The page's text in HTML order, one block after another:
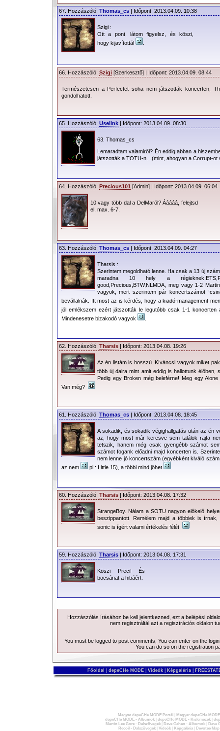
67. Hozzászóló: Thomas_cs | Időpont: 2013.04.09. 10:38
Szigi :
Ott a pont, látom figyelsz, és köszi,
hogy kijavítottál
66. Hozzászóló: Szigi [Szerkesztő] | Időpont: 2013.04.09. 08:44
Természetesen a Perfectet soha nem játszották koncerten,
gondolhatott.
65. Hozzászóló: Uselink | Időpont: 2013.04.09. 08:30
63. Thomas_cs
Lemaradtam valamiről? Én eddig abban a
játszották a TOTU-n…(mint, ahogyan a Corrupt-
64. Hozzászóló: Precious101 [Admin] | Időpont: 2013.04.09. 06:04
10 vagy több dal a DelMaról? Ááááá, felejtsd
el, max. 6-7.
63. Hozzászóló: Thomas_cs | Időpont: 2013.04.09. 04:27
Tharsis :
Szerintem megoldható lenne. Ha csak a 13 új
maradna 10 hely a
good,Precious,BTW,NLMDA, meg vagy 1-2
vagyok, mert szerintem pár koncertszámot
bevállalnák. Itt most az is kérdés, hogy a kiadó-management
jól emlékszem ezért játszották le legutóbb csak 1-1
Mindenesetre bizakodó vagyok
62. Hozzászóló: Tharsis | Időpont: 2013.04.08. 19:26
Az én listám is hosszú. Kíváncsi vagyok miket
több új dalra mint amit eddig is hallottunk
Pedig egy Broken még beleférne! Meg egy
Van még?
61. Hozzászóló: Thomas_cs | Időpont: 2013.04.08. 18:45
A sokadik, és sokadik végighallgatás után az én
az, hogy most már keresve sem találok rajta
tetszik, hanem még csak gyengébb számot
számot fogank előadni majd koncerten is.
nem lenne jó koncertszám (egyébként kiváló
az nem
pl.: Little 15), a többi mind jöhet
60. Hozzászóló: Tharsis | Időpont: 2013.04.08. 17:32
StrangeBoy. Nálam a SOTU nagyon előkelő
beszippantott. Remélem majd a többiek is
sonic is ígért valami értékelés félét.
59. Hozzászóló: Tharsis | Időpont: 2013.04.08. 17:31
Köszi Preci! És
bocsánat a hibáért.
Hozzászólás írásához be kell jelentkezned, ezt a belépési
nem regisztráltál azt a regisztrációs oldalon
You must be logged to post comments, You can enter on the
You can do so on the registration
Főoldal depeCHe MODE Videók Képgaléria
Magyar depeCHe MODE Portál
Magyar depeCHe
depeCHe MODE - Albumok| depeCHe MODE - Kislemezek|
Martin Lee Gore - Dalszövegek| Dave Gahan - Albumok|
Dave
Recoil - Dalszövegek| Videók| Képgaléria| Devotee Map